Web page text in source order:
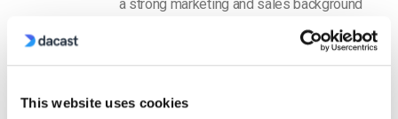
This website uses cookies
a strong marketing and sales background
and loves to work in multilingual